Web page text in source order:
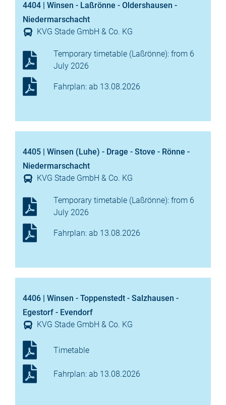
4404 | Winsen - Laßrönne - Oldershausen -
Niedermarschacht
KVG Stade GmbH & Co. KG
Temporary timetable (Laßrönne): from 6
July 2026
Fahrplan: ab 13.08.2026
4405 | Winsen (Luhe) - Drage - Stove - Rönne -
Niedermarschacht
KVG Stade GmbH & Co. KG
Temporary timetable (Laßrönne): from 6
July 2026
Fahrplan: ab 13.08.2026
4406 | Winsen - Toppenstedt - Salzhausen -
Egestorf - Evendorf
KVG Stade GmbH & Co. KG
Timetable
Fahrplan: ab 13.08.2026